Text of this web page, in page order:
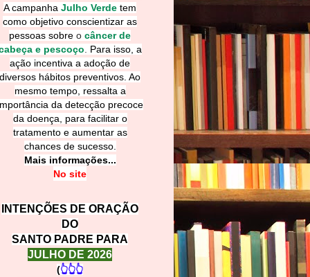
A campanha Julho Verde tem
como objetivo conscientizar as
pessoas sobre o câncer de
e pescoço
Para isso, a
ação incentiva a adoção de
diversos hábitos preventivos. Ao
mesmo tempo, ressalta a
da detecção precoce
da doença, para facilitar o
tratamento e aumentar as
chances de sucesso.
Mais informações...
No site
INTENÇÕES DE ORAÇÃO
DO
SANTO PADRE PARA
JULHO DE 2026
(👆👆👆